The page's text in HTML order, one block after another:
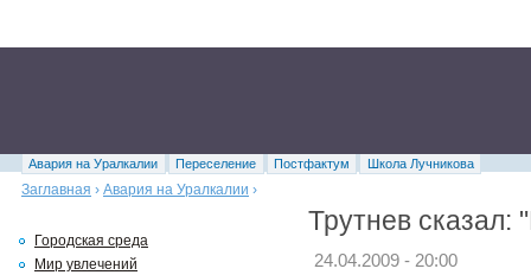
Авария на Уралкалии Переселение Постфактум
Школа Лучникова
Заглавная › Авария на Уралкалии ›
Трутнев сказал:
24.04.2009 - 20:00
Городская среда
Мир увлечений